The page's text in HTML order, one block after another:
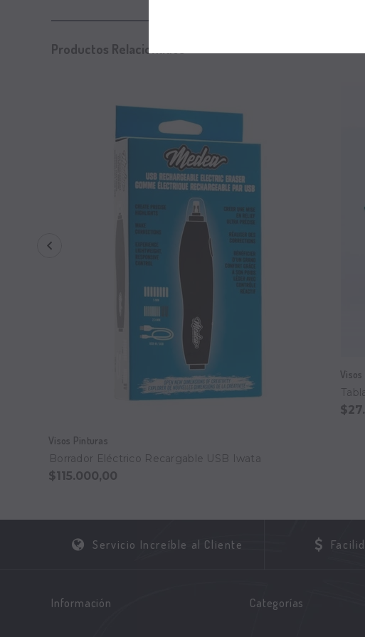
Productos Relacionados
Visos Pinturas
Borrador Eléctrico Recargable USB Iwata
$115.000,00
Servicio Increíble al Cliente
Información Categorías